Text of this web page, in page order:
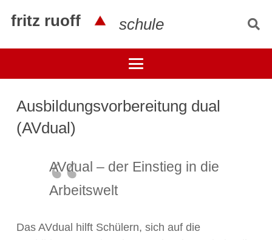
fritz ruoff schule
Ausbildungsvorbereitung dual
(AVdual)
AVdual – der Einstieg in die
Arbeitswelt
Das AVdual hilft Schülern, sich auf die